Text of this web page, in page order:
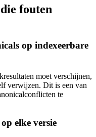
fouten
op indexeerbare
moet verschijnen,
verwijzen. Dit is een van
te
elke versie